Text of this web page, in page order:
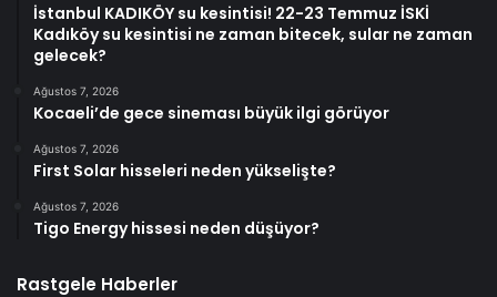
İstanbul KADIKÖY su kesintisi! 22-23 Temmuz İSKİ
Kadıköy su kesintisi ne zaman bitecek, sular ne zaman
gelecek?
Ağustos 7, 2026
Kocaeli’de gece sineması büyük ilgi görüyor
Ağustos 7, 2026
First Solar hisseleri neden yükselişte?
Ağustos 7, 2026
Tigo Energy hissesi neden düşüyor?
Rastgele Haberler